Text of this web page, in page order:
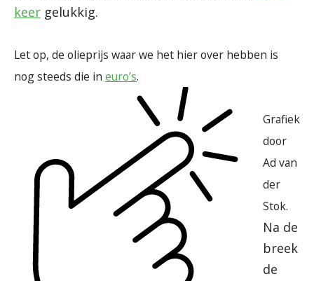
keer gelukkig.
Let op, de olieprijs waar we het hier over hebben is
nog steeds die in euro’s.
Grafiek
door
Ad van
der
Stok.
Na de
breek
de